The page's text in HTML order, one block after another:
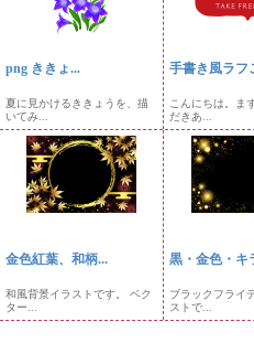
png ききょ...
夏に見かけるききょうを、描
いてみ...
手書き風ラフ
こんにちは。ま
だきあ...
金色紅葉、和柄...
和風背景イラストです。 ベク
ター...
黒・金色・キ
ブラックフライ
ストで...